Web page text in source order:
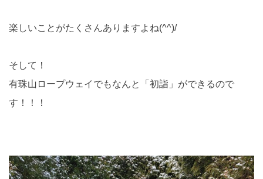
楽しいことがたくさんありますよね(^^)/
そして！
有珠山ロープウェイでもなんと「初詣」ができるので
す！！！